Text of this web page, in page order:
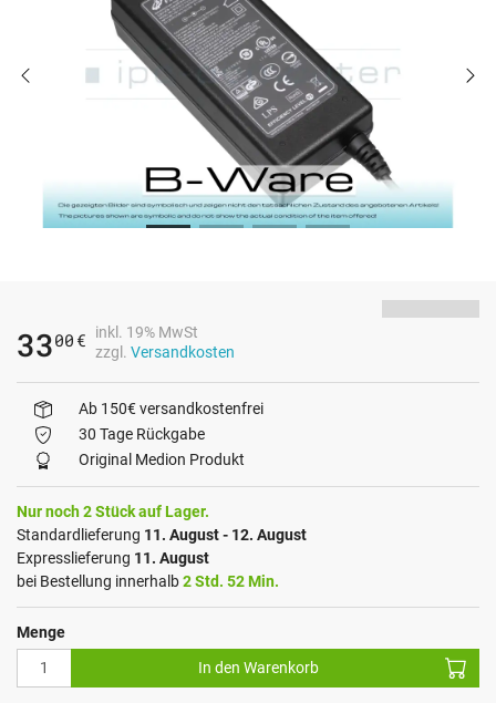
3300 €
inkl. 19% MwSt
zzgl. Versandkosten
Ab 150€ versandkostenfrei
30 Tage Rückgabe
Original Medion Produkt
Nur noch 2 Stück auf Lager.
Standardlieferung 11. August - 12. August
Expresslieferung 11. August
bei Bestellung innerhalb2 Std. 52 Min.
Menge
In den Warenkorb